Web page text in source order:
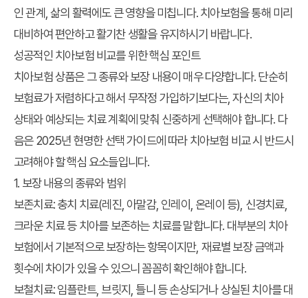
인 관계, 삶의 활력에도 큰 영향을 미칩니다. 치아보험을 통해 미리
대비하여 편안하고 활기찬 생활을 유지하시기 바랍니다.
성공적인 치아보험 비교를 위한 핵심 포인트
치아보험 상품은 그 종류와 보장 내용이 매우 다양합니다. 단순히
보험료가 저렴하다고 해서 무작정 가입하기보다는, 자신의 치아
상태와 예상되는 치료 계획에 맞춰 신중하게 선택해야 합니다. 다
음은2025년 현명한 선택 가이드에 따라치아보험 비교시 반드시
고려해야 할 핵심 요소들입니다.
1. 보장 내용의 종류와 범위
보존치료: 충치 치료(레진, 아말감, 인레이, 온레이 등), 신경치료,
크라운 치료 등 치아를 보존하는 치료를 말합니다. 대부분의 치아
보험에서 기본적으로 보장하는 항목이지만, 재료별 보장 금액과
횟수에 차이가 있을 수 있으니 꼼꼼히 확인해야 합니다.
보철치료: 임플란트, 브릿지, 틀니 등 손상되거나 상실된 치아를 대